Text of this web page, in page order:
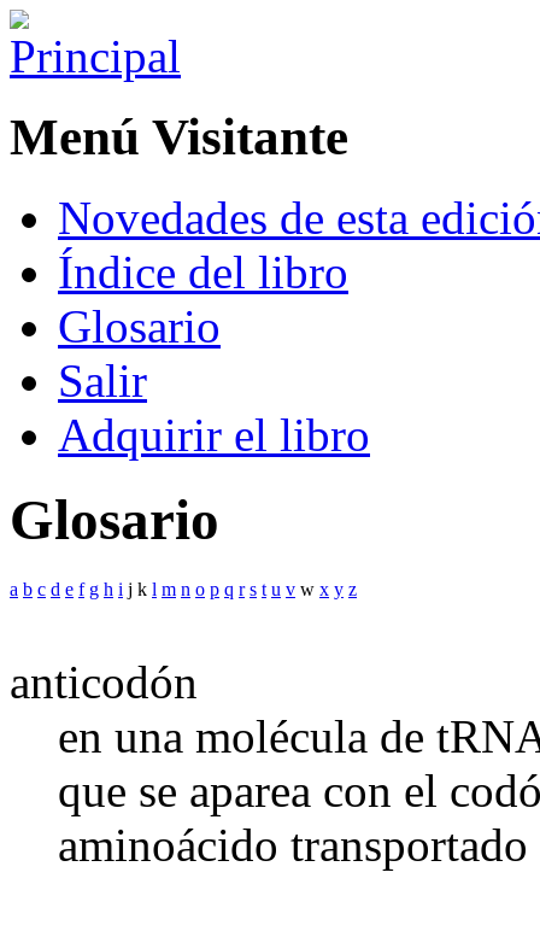
Menú Visitante
Novedades de esta
Índice del libro
Glosario
Salir
Adquirir el libro
Glosario
a b c d e f g h i j k l m n o p q r s t u v w x y z
anticodón
en una molécula de
que se aparea con el
aminoácido